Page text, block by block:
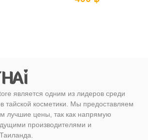
является одним из лидеров среди
тайской косметики. Мы предоставляем
лучшие цены, так как напрямую
производителями и